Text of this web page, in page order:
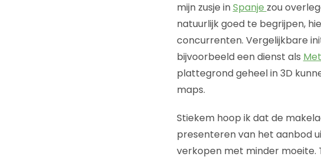
mijn zusje inSpanje zou
natuurlijk goed te begrijpen,
concurrenten. Vergelijkbare
bijvoorbeeld een dienst als
plattegrond geheel in 3D
maps.
Stiekem hoop ik dat de
presenteren van het aanbod
verkopen met minder moeite.